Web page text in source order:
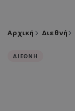
Αρχική Διεθνή
ΔΙΕΘΝΗ